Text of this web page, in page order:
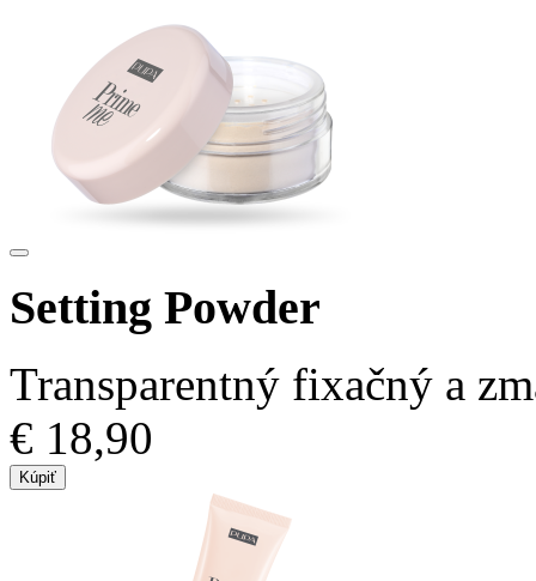
Setting Powder
Transparentný fixačný a
€ 18,90
Kúpiť